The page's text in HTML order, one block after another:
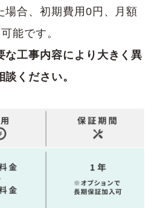
場合、初期費用0円、月額
能です。
な工事内容により大きく異
ください。